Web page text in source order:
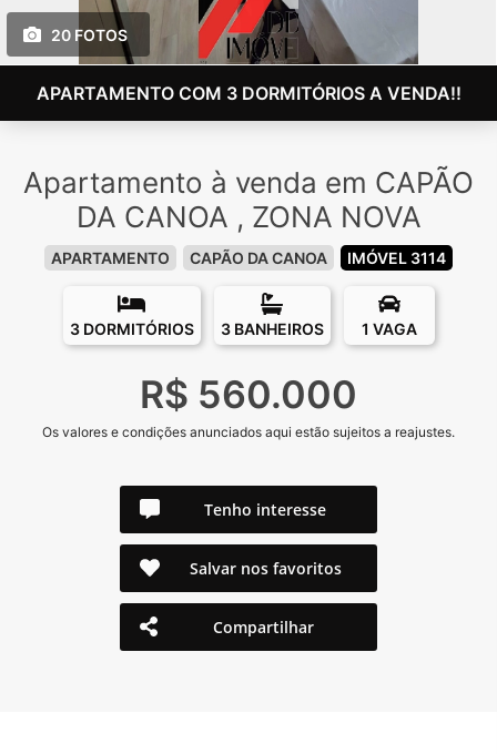
20 FOTOS
APARTAMENTO COM 3 DORMITÓRIOS A VENDA!!
Apartamento à venda em CAPÃO
DA CANOA , ZONA NOVA
APARTAMENTO CAPÃO DA CANOA IMÓVEL 3114
3 DORMITÓRIOS 3 BANHEIROS 1 VAGA
R$ 560.000
Os valores e condições anunciados aqui estão sujeitos a reajustes.
Tenho interesse
Salvar nos favoritos
Compartilhar